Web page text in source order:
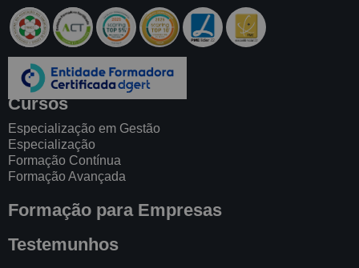
Cursos
Especialização em Gestão
Especialização
Formação Contínua
Formação Avançada
Formação para Empresas
Testemunhos